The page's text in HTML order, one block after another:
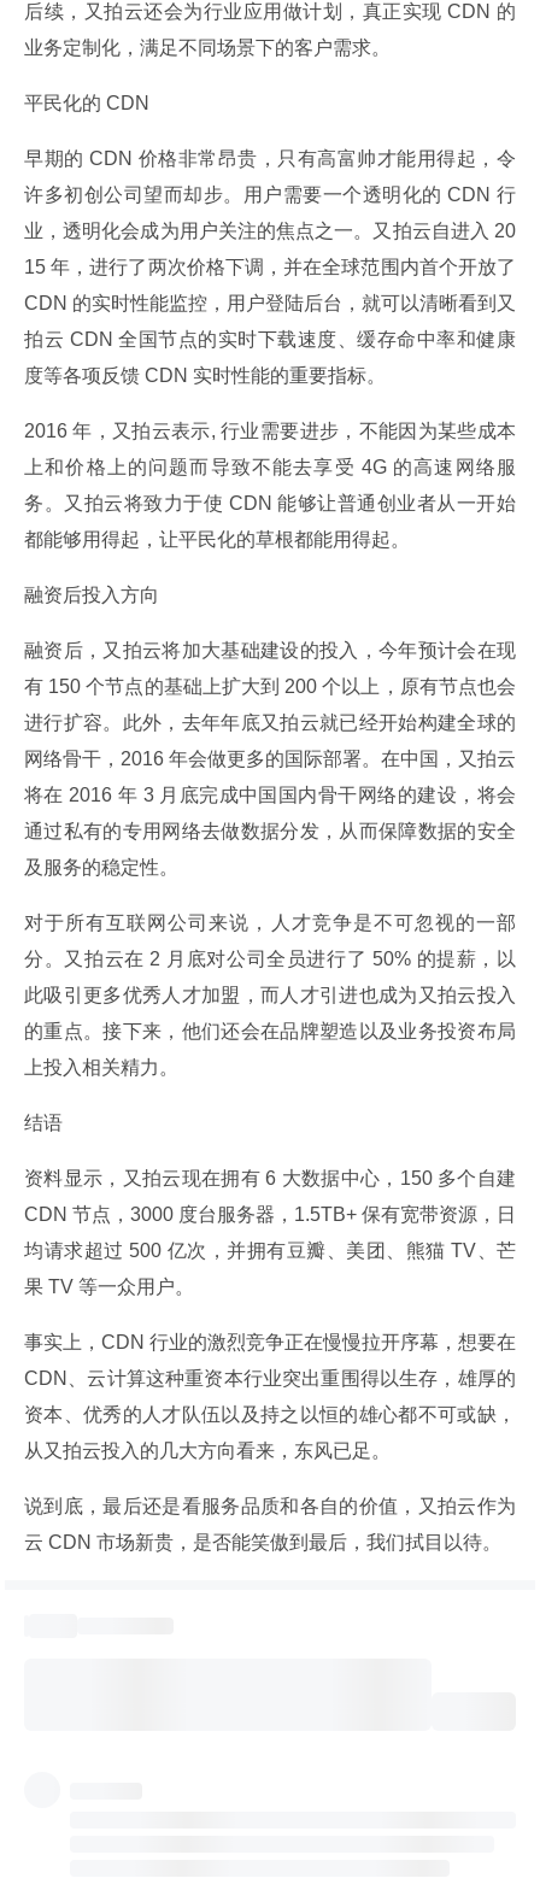
后续，又拍云还会为行业应用做计划，真正实现 CDN 的
业务定制化，满足不同场景下的客户需求。
平民化的 CDN
早期的 CDN 价格非常昂贵，只有高富帅才能用得起，令
许多初创公司望而却步。用户需要一个透明化的 CDN 行
业，透明化会成为用户关注的焦点之一。又拍云自进入 20
15 年，进行了两次价格下调，并在全球范围内首个开放了
CDN 的实时性能监控，用户登陆后台，就可以清晰看到又
拍云 CDN 全国节点的实时下载速度、缓存命中率和健康
度等各项反馈 CDN 实时性能的重要指标。
2016 年，又拍云表示, 行业需要进步，不能因为某些成本
上和价格上的问题而导致不能去享受 4G 的高速网络服
务。又拍云将致力于使 CDN 能够让普通创业者从一开始
都能够用得起，让平民化的草根都能用得起。
融资后投入方向
融资后，又拍云将加大基础建设的投入，今年预计会在现
有 150 个节点的基础上扩大到 200 个以上，原有节点也会
进行扩容。此外，去年年底又拍云就已经开始构建全球的
网络骨干，2016 年会做更多的国际部署。在中国，又拍云
将在 2016 年 3 月底完成中国国内骨干网络的建设，将会
通过私有的专用网络去做数据分发，从而保障数据的安全
及服务的稳定性。
对于所有互联网公司来说，人才竞争是不可忽视的一部
分。又拍云在 2 月底对公司全员进行了 50% 的提薪，以
此吸引更多优秀人才加盟，而人才引进也成为又拍云投入
的重点。接下来，他们还会在品牌塑造以及业务投资布局
上投入相关精力。
结语
资料显示，又拍云现在拥有 6 大数据中心，150 多个自建
CDN 节点，3000 度台服务器，1.5TB+ 保有宽带资源，日
均请求超过 500 亿次，并拥有豆瓣、美团、熊猫 TV、芒
果 TV 等一众用户。
事实上，CDN 行业的激烈竞争正在慢慢拉开序幕，想要在
CDN、云计算这种重资本行业突出重围得以生存，雄厚的
资本、优秀的人才队伍以及持之以恒的雄心都不可或缺，
从又拍云投入的几大方向看来，东风已足。
说到底，最后还是看服务品质和各自的价值，又拍云作为
云 CDN 市场新贵，是否能笑傲到最后，我们拭目以待。